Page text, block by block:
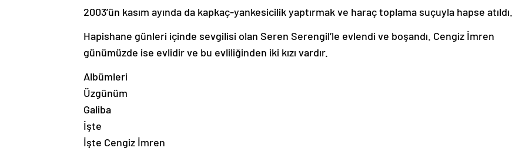
2003’ün kasım ayında da kapkaç-yankesicilik yaptırmak ve haraç toplama suçuyla hapse atıldı.
Hapishane günleri içinde sevgilisi olan Seren Serengil’le evlendi ve boşandı. Cengiz İmren
günümüzde ise evlidir ve bu evliliğinden iki kızı vardır.
Albümleri
Üzgünüm
Galiba
İşte
İşte Cengiz İmren